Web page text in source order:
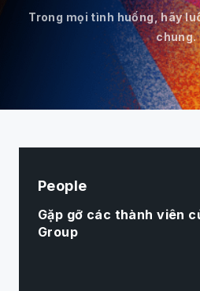
Trong mọi tình huống, hãy
chung.
People
Gặp gỡ các thành viên
Group